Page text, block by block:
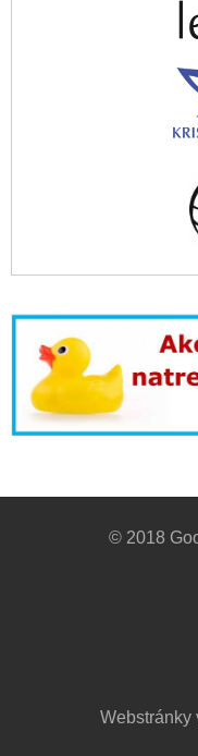
© 2018
Webstránky